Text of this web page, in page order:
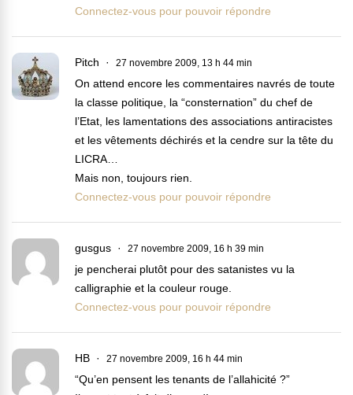
Connectez-vous pour pouvoir répondre
Pitch 27 novembre 2009, 13 h 44 min
On attend encore les commentaires navrés de toute
la classe politique, la “consternation” du chef de
l’Etat, les lamentations des associations antiracistes
et les vêtements déchirés et la cendre sur la tête du
LICRA…
Mais non, toujours rien.
Connectez-vous pour pouvoir répondre
gusgus 27 novembre 2009, 16 h 39 min
je pencherai plutôt pour des satanistes vu la
calligraphie et la couleur rouge.
Connectez-vous pour pouvoir répondre
HB 27 novembre 2009, 16 h 44 min
“Qu’en pensent les tenants de l’allahicité ?”